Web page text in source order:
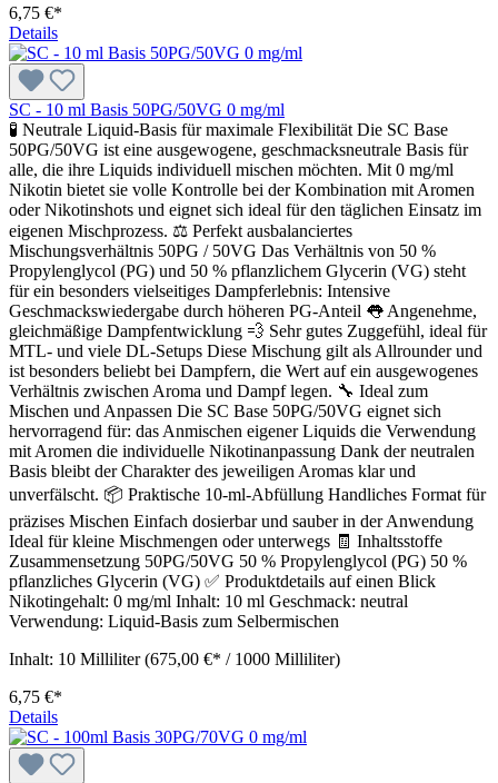
6,75 €*
Details
SC - 10 ml Basis 50PG/50VG 0 mg/ml
🧪 Neutrale Liquid-Basis für maximale Flexibilität Die SC Base
50PG/50VG ist eine ausgewogene, geschmacksneutrale Basis für
alle, die ihre Liquids individuell mischen möchten. Mit 0 mg/ml
Nikotin bietet sie volle Kontrolle bei der Kombination mit Aromen
oder Nikotinshots und eignet sich ideal für den täglichen Einsatz im
eigenen Mischprozess. ⚖️ Perfekt ausbalanciertes
Mischungsverhältnis 50PG / 50VG Das Verhältnis von 50 %
Propylenglycol (PG) und 50 % pflanzlichem Glycerin (VG) steht
für ein besonders vielseitiges Dampferlebnis: Intensive
Geschmackswiedergabe durch höheren PG-Anteil 👅 Angenehme,
gleichmäßige Dampfentwicklung 💨 Sehr gutes Zuggefühl, ideal für
MTL- und viele DL-Setups Diese Mischung gilt als Allrounder und
ist besonders beliebt bei Dampfern, die Wert auf ein ausgewogenes
Verhältnis zwischen Aroma und Dampf legen. 🔧 Ideal zum
Mischen und Anpassen Die SC Base 50PG/50VG eignet sich
hervorragend für: das Anmischen eigener Liquids die Verwendung
mit Aromen die individuelle Nikotinanpassung Dank der neutralen
Basis bleibt der Charakter des jeweiligen Aromas klar und
unverfälscht. 📦 Praktische 10-ml-Abfüllung Handliches Format für
präzises Mischen Einfach dosierbar und sauber in der Anwendung
Ideal für kleine Mischmengen oder unterwegs 🧾 Inhaltsstoffe
Zusammensetzung 50PG/50VG 50 % Propylenglycol (PG) 50 %
pflanzliches Glycerin (VG) ✅ Produktdetails auf einen Blick
Nikotingehalt: 0 mg/ml Inhalt: 10 ml Geschmack: neutral
Verwendung: Liquid-Basis zum Selbermischen
Inhalt: 10 Milliliter(675,00 €* / 1000 Milliliter)
6,75 €*
Details